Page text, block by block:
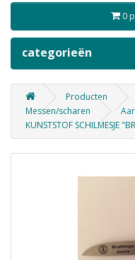
0
categorieën
Producten
Messen/scharen
KUNSTSTOF SCHILMESJE